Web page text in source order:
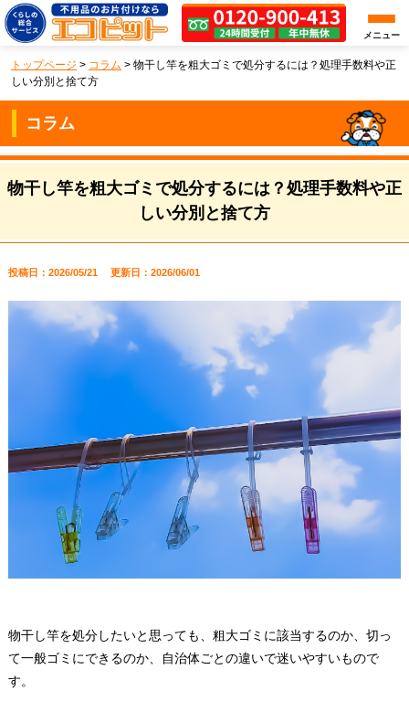
メニュー
トップページ > コラム > 物干し竿を粗大ゴミで処分するには？処理手数料や正
しい分別と捨て方
コラム
物干し竿を粗大ゴミで処分するには？処理手数料や正
しい分別と捨て方
投稿日：2026/05/21 更新日：2026/06/01
物干し竿を処分したいと思っても、粗大ゴミに該当するのか、切っ
て一般ゴミにできるのか、自治体ごとの違いで迷いやすいもので
す。